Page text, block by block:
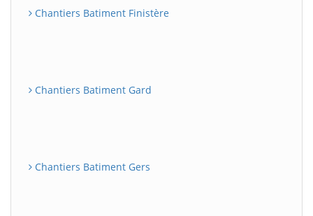
Chantiers Batiment Finistère
Chantiers Batiment Gard
Chantiers Batiment Gers